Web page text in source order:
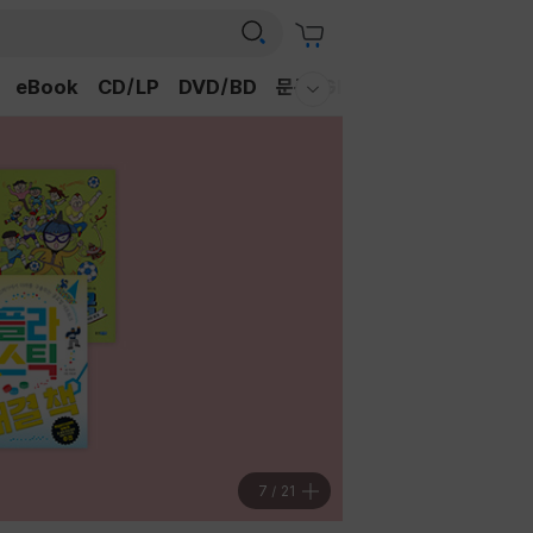
eBook CD/LP DVD/BD 문구/GIFT
7 / 21